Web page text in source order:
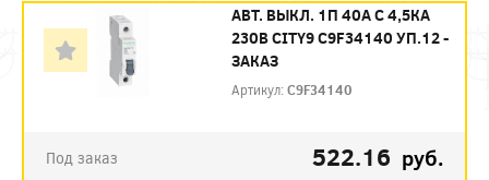
АВТ. ВЫКЛ. 1П 40А С 4,5КА
230В CITY9 C9F34140 УП.12 -
ЗАКАЗ
Артикул:C9F34140
Под заказ 522.16 руб.